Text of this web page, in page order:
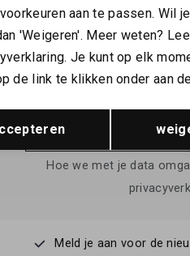
ALTIJD ALS EERSTE
Hoe we met je data
Meld je aan voor de
Terug
aan te passen. Wil
'Weigeren'. Meer weten?
Je kunt op elk
de link te klikken onder aan